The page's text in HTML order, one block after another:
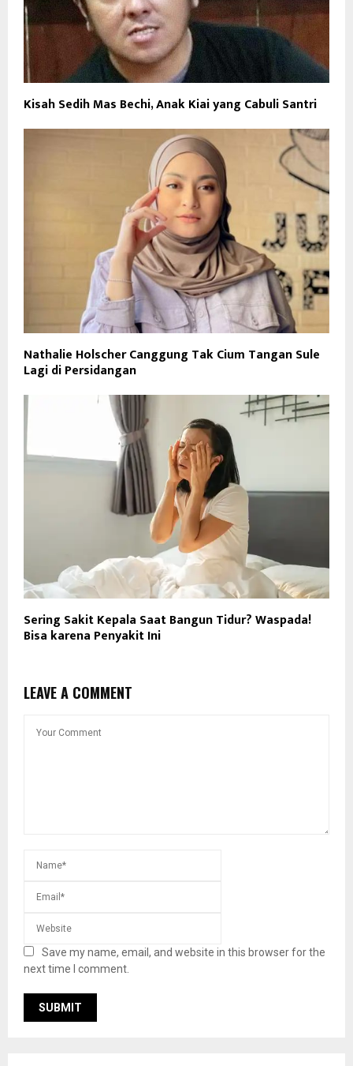
Kisah Sedih Mas Bechi, Anak Kiai yang Cabuli Santri
Nathalie Holscher Canggung Tak Cium Tangan Sule
Lagi di Persidangan
Sering Sakit Kepala Saat Bangun Tidur? Waspada!
Bisa karena Penyakit Ini
LEAVE A COMMENT
Save my name, email, and website in this browser for the
next time I comment.